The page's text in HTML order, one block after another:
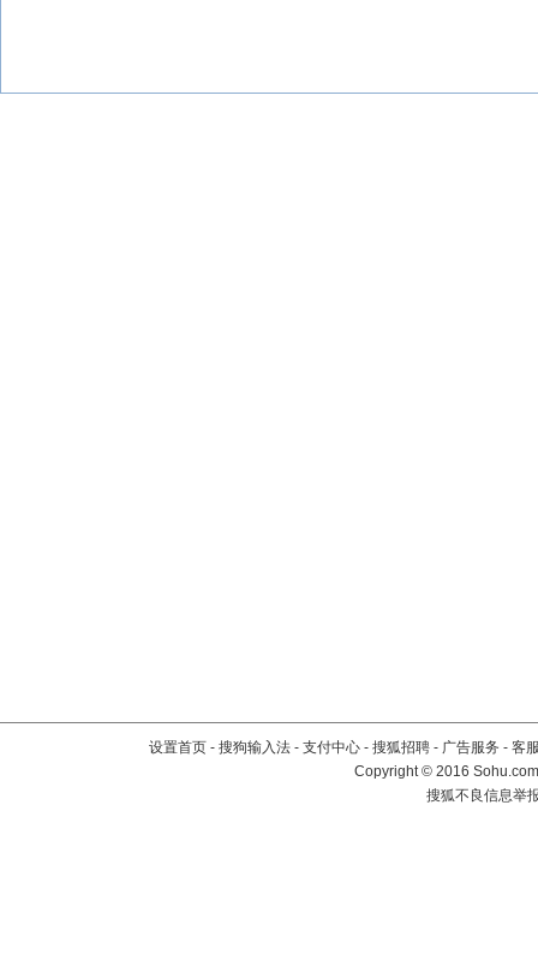
设置首页 - 搜狗输入法 - 支付中心 - 搜狐招聘 - 广告服务 - 客
Copyright©2016
搜狐不良信息举